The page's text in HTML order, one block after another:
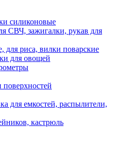
силиконовые
СВЧ, зажигалки, рукав для
риса, вилки поварские
для овощей
для емкостей, распылители,
кастрюль